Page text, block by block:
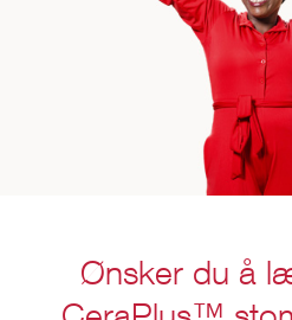
Ønsker du å